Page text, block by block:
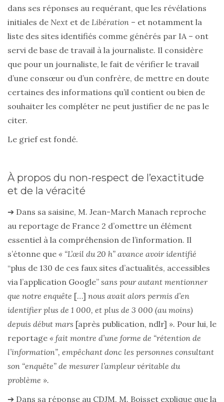
dans ses réponses au requérant, que les révélations
initiales de Next et de Libération – et notamment la
liste des sites identifiés comme générés par IA – ont
servi de base de travail à la journaliste. Il considère
que pour un journaliste, le fait de vérifier le travail
d’une consœur ou d’un confrère, de mettre en doute
certaines des informations qu’il contient ou bien de
souhaiter les compléter ne peut justifier de ne pas le
citer.
Le grief est fondé.
À propos du non-respect de l’exactitude
et de la véracité
➔ Dans sa saisine, M. Jean-March Manach reproche
au reportage de France 2 d’omettre un élément
essentiel à la compréhension de l’information. Il
s’étonne que « “L’œil du 20 h” avance avoir identifié
“plus de 130 de ces faux sites d’actualités, accessibles
via l’application Google” sans pour autant mentionner
que notre enquête […] nous avait alors permis d’en
identifier plus de 1 000, et plus de 3 000 (au moins)
depuis début mars [après publication, ndlr] ». Pour lui, le
reportage « fait montre d’une forme de “rétention de
l’information”, empêchant donc les personnes consultant
son “enquête” de mesurer l’ampleur véritable du
problème ».
➔ Dans sa réponse au CDJM, M. Boisset explique que la